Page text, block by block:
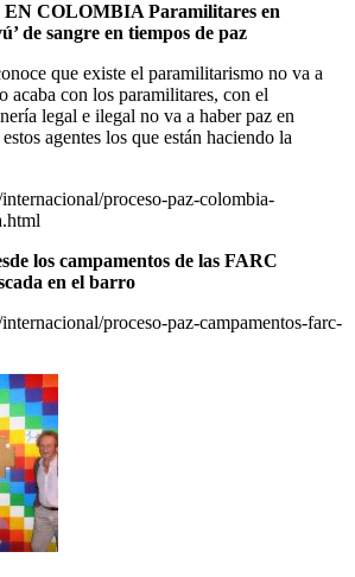
COLOMBIA Paramilitares en
de sangre en tiempos de paz
que existe el paramilitarismo no va a
acaba con los paramilitares, con el
legal e ilegal no va a haber paz en
agentes los que están haciendo la
proceso-paz-colombia-
los campamentos de las FARC
en el barro
proceso-paz-campamentos-farc-